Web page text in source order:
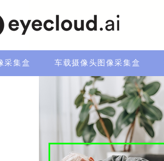
采集盒 车载摄像头图像采集盒